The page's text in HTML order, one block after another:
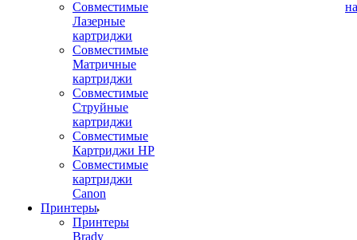
Совместимые
Лазерные
картриджи
Совместимые
Матричные
картриджи
Совместимые
Струйные
картриджи
Совместимые
Картриджи HP
Совместимые
картриджи
Canon
Принтеры
Принтеры
Brady